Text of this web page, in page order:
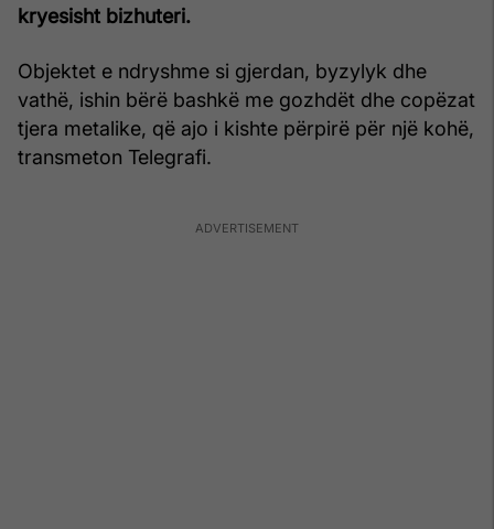
kryesisht bizhuteri.
Objektet e ndryshme si gjerdan, byzylyk dhe
vathë, ishin bërë bashkë me gozhdët dhe copëzat
tjera metalike, që ajo i kishte përpirë për një kohë,
transmeton Telegrafi.